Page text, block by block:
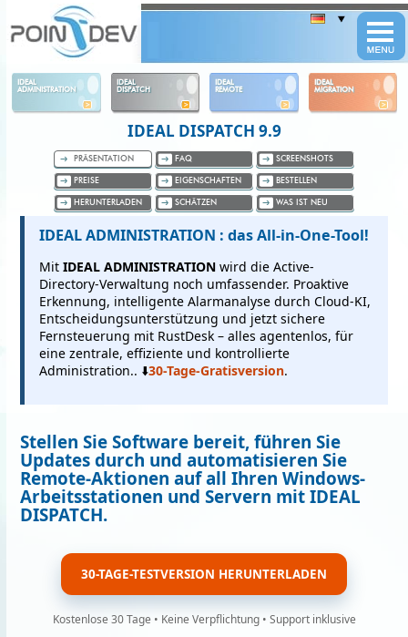
IDEAL
ADMINISTRATION
IDEAL
DISPATCH
IDEAL
REMOTE
IDEAL
MIGRATION
IDEAL DISPATCH 9.9
PRÄSENTATION FAQ SCREENSHOTS
PREISE EIGENSCHAFTEN BESTELLEN
HERUNTERLADEN SCHÄTZEN WAS IST NEU
IDEAL ADMINISTRATION : das All-in-One-Tool!
Mit IDEAL ADMINISTRATION wird die Active-
Directory-Verwaltung noch umfassender. Proaktive
Erkennung, intelligente Alarmanalyse durch Cloud-KI,
Entscheidungsunterstützung und jetzt sichere
Fernsteuerung mit RustDesk – alles agentenlos, für
eine zentrale, effiziente und kontrollierte
Administration.. ⬇️30-Tage-Gratisversion.
Stellen Sie Software bereit, führen Sie
Updates durch und automatisieren Sie
Remote-Aktionen auf all Ihren Windows-
Arbeitsstationen und Servern mit IDEAL
DISPATCH.
30-TAGE-TESTVERSION HERUNTERLADEN
Kostenlose 30 Tage • Keine Verpflichtung • Support inklusive
Panneau de gestion des cookies